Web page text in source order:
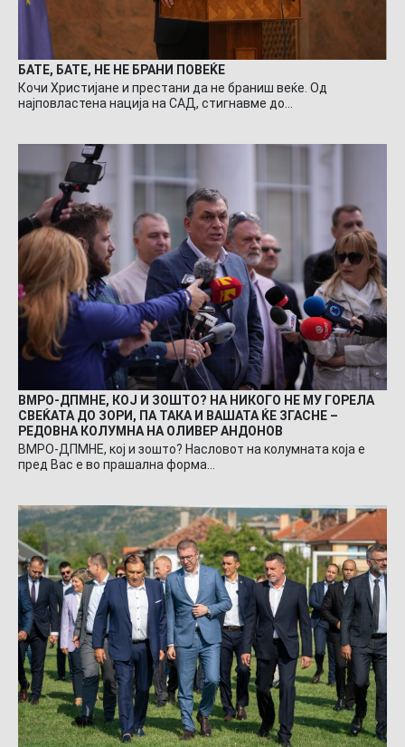
БАТЕ, БАТЕ, НЕ НЕ БРАНИ ПОВЕЌЕ
Кочи Христијане и престани да не браниш веќе. Од
најповластена нација на САД, стигнавме до…
ВМРО-ДПМНЕ, КОЈ И ЗОШТО? НА НИКОГО НЕ МУ ГОРЕЛА
СВЕЌАТА ДО ЗОРИ, ПА ТАКА И ВАШАТА ЌЕ ЗГАСНЕ –
РЕДОВНА КОЛУМНА НА ОЛИВЕР АНДОНОВ
ВМРО-ДПМНЕ, кој и зошто? Насловот на колумната која е
пред Вас е во прашална форма…